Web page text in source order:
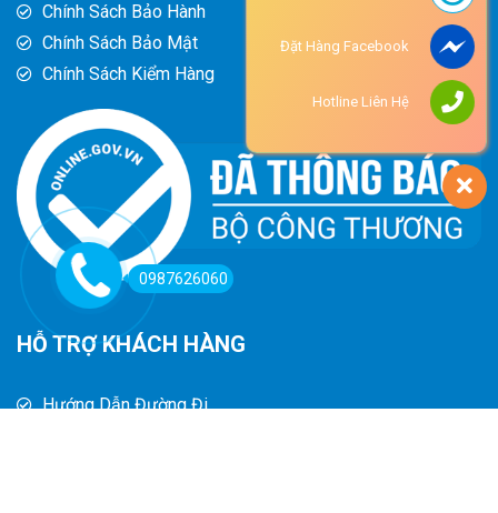
Chính Sách Bảo Hành
Chính Sách Bảo Mật
Chính Sách Kiểm Hàng
HỖ TRỢ KHÁCH HÀNG
Hướng Dẫn Đường Đi
0987626060
Đặt Hàng Facebook
Hotline Liên Hệ